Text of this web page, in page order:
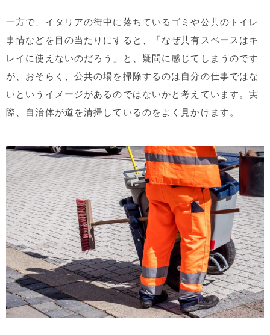
一方で、イタリアの街中に落ちているゴミや公共のトイレ
事情などを目の当たりにすると、「なぜ共有スペースはキ
レイに使えないのだろう」と、疑問に感じてしまうのです
が、おそらく、公共の場を掃除するのは自分の仕事ではな
いというイメージがあるのではないかと考えています。実
際、自治体が道を清掃しているのをよく見かけます。